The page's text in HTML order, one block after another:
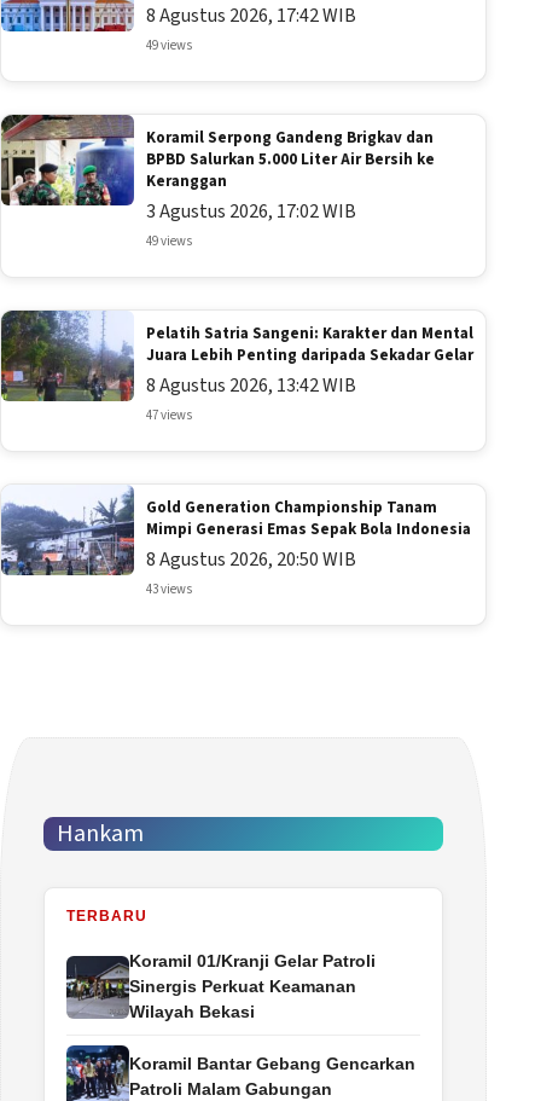
8 Agustus 2026, 17:42 WIB
49 views
Koramil Serpong Gandeng Brigkav dan
BPBD Salurkan 5.000 Liter Air Bersih ke
Keranggan
3 Agustus 2026, 17:02 WIB
49 views
Pelatih Satria Sangeni: Karakter dan Mental
Juara Lebih Penting daripada Sekadar Gelar
8 Agustus 2026, 13:42 WIB
47 views
Gold Generation Championship Tanam
Mimpi Generasi Emas Sepak Bola Indonesia
8 Agustus 2026, 20:50 WIB
43 views
Hankam
TERBARU
Koramil 01/Kranji Gelar Patroli
Sinergis Perkuat Keamanan
Wilayah Bekasi
Koramil Bantar Gebang Gencarkan
Patroli Malam Gabungan